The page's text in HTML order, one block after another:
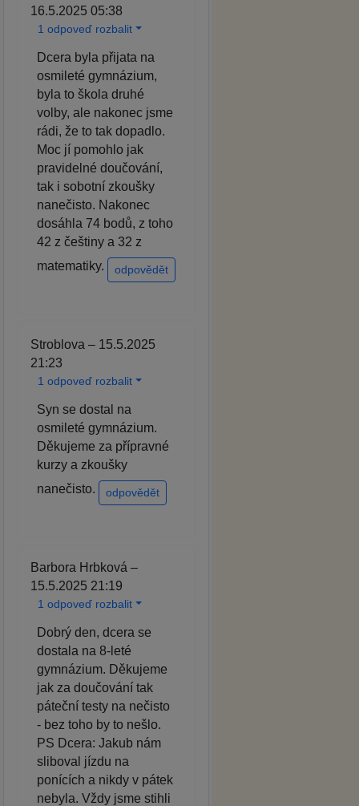
16.5.2025 05:38
1 odpoveď rozbalit
Dcera byla přijata na
osmileté gymnázium,
byla to škola druhé
volby, ale nakonec jsme
rádi, že to tak dopadlo.
Moc jí pomohlo jak
pravidelné doučování,
tak i sobotní zkoušky
nanečisto. Nakonec
dosáhla 74 bodů, z toho
42 z češtiny a 32 z
matematiky.
odpovědět
Stroblova – 15.5.2025
21:23
1 odpoveď rozbalit
Syn se dostal na
osmileté gymnázium.
Děkujeme za přípravné
kurzy a zkoušky
nanečisto.
odpovědět
Barbora Hrbková –
15.5.2025 21:19
1 odpoveď rozbalit
Dobrý den, dcera se
dostala na 8-leté
gymnázium. Děkujeme
jak za doučování tak
páteční testy na nečisto
- bez toho by to nešlo.
PS Dcera: Jakub nám
sliboval jízdu na
ponících a nikdy v pátek
nebyla. Vždy jsme stihli